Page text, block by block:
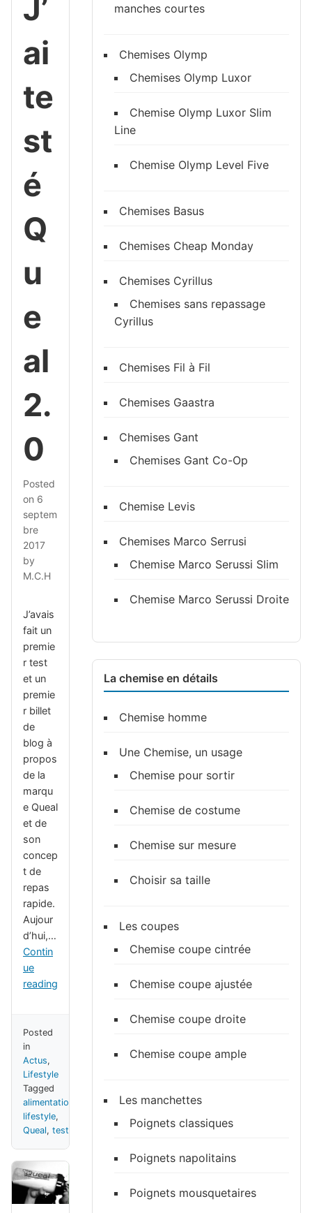
J’
ai
te
st
é
Q
u
e
al
2.
0
Posted
on 6
septem
bre
2017
by
M.C.H
J’avais
fait un
premie
r test
et un
premie
r billet
de
blog à
propos
de la
marqu
e Queal
et de
son
concep
t de
repas
rapide.
Aujour
d’hui,…
Contin
ue
reading
Posted
in
Actus,
Lifestyle
Tagged
alimentation
lifestyle,
Queal, test
manches courtes
Chemises Olymp
Chemises Olymp Luxor
Chemise Olymp Luxor Slim
Line
Chemise Olymp Level Five
Chemises Basus
Chemises Cheap Monday
Chemises Cyrillus
Chemises sans repassage
Cyrillus
Chemises Fil à Fil
Chemises Gaastra
Chemises Gant
Chemises Gant Co-Op
Chemise Levis
Chemises Marco Serrusi
Chemise Marco Serussi Slim
Chemise Marco Serussi Droite
La chemise en détails
Chemise homme
Une Chemise, un usage
Chemise pour sortir
Chemise de costume
Chemise sur mesure
Choisir sa taille
Les coupes
Chemise coupe cintrée
Chemise coupe ajustée
Chemise coupe droite
Chemise coupe ample
Les manchettes
Poignets classiques
Poignets napolitains
Poignets mousquetaires